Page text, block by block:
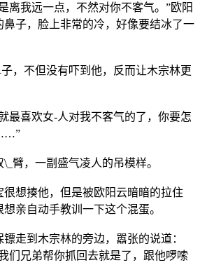
离我远一点，不然对你不客气。”欧阳
子，脸上非常的冷，好像要结冰了一
，不但没有吓到他，反而让木宗林更
最喜欢女-人对我不客气的了，你要怎
臂，一副盛气凌人的吊模样。
想揍他，但是被欧阳云暗暗的拉住
亲自动手教训一下这个混蛋。
走到木宗林的旁边，嚣张的说道：
们兄弟帮你抓回去就是了，跟他啰嗦